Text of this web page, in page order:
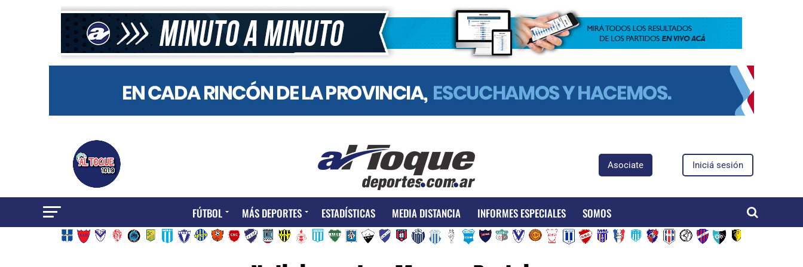
Asociate Iniciá sesión
FÚTBOL MÁS DEPORTES ESTADÍSTICAS MEDIA DISTANCIA INFORMES ESPECIALES SOMOS